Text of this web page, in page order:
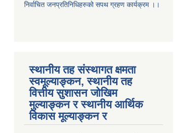
निर्वाचित जनप्रतिनिधिहरुको सपथ ग्रहण कार्यक्रम ।।
स्थानीय तह संस्थागत क्षमता
स्वमूल्याङ्कन, स्थानीय तह
वित्तीय सुशासन जोखिम
मुल्याङ्कन र स्थानीय आर्थिक
विकास मूल्याङ्कन र